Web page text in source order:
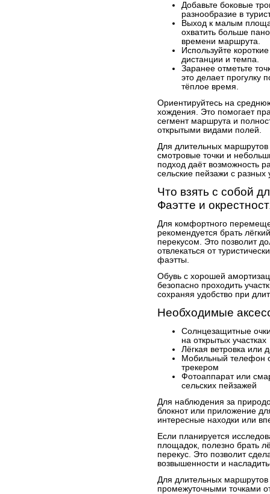
Добавьте боковые
разнообразие в
Выход к малым
охватить больше
времени маршрута.
Используйте
дистанции и темпа.
Заранее отметьте
это делает прогулку
тёплое время.
Ориентируйтесь на
хождения. Это помогает
сегмент маршрута и
открытыми видами полей.
Для длительных
смотровые точки и
подход даёт возможность
сельские пейзажи с разных
Что взять с собой
Фаэтте и
Для комфортного
рекомендуется брать
перекусом. Это позволит
отвлекаться от
фаэтты.
Обувь с хорошей
безопасно проходить
сохраняя удобство при
Необходимые
Солнцезащитные
на открытых участках
Лёгкая ветровка или
Мобильный телефон
трекером
Фотоаппарат или
сельских пейзажей
Для наблюдения за
блокнот или приложение
интересные находки или
Если планируется
площадок, полезно брать
перекус. Это позволит
возвышенности и
Для длительных маршрутов
промежуточными точками